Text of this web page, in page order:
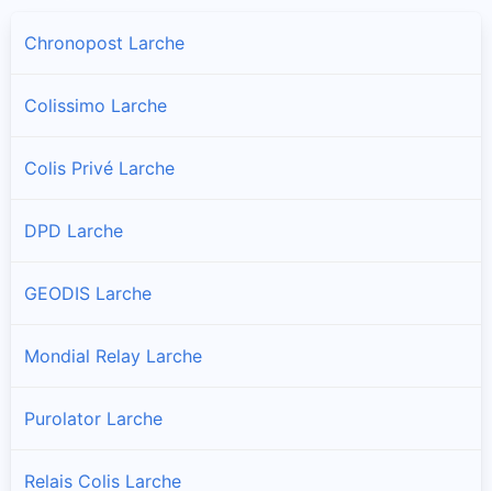
Chronopost Larche
Colissimo Larche
Colis Privé Larche
DPD Larche
GEODIS Larche
Mondial Relay Larche
Purolator Larche
Relais Colis Larche